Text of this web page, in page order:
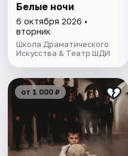
Белые ночи
6 октября 2026 •
вторник
Школа Драматического
Искусства & Театр ШДИ
от 1 000 ₽